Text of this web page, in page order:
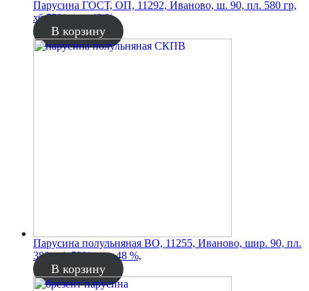
Парусина ГОСТ, ОП, 11292, Иваново, ш. 90, пл. 580 гр,
хб 52%, лен 48 %
В корзину
Парусина полульняная ВО, 11255, Иваново, шир. 90, пл.
380, хб. 52%, лен 48 %,
В корзину